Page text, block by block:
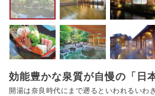
効能豊かな泉質が自慢の「日
開湯は奈良時代にまで遡るといわれるいわ